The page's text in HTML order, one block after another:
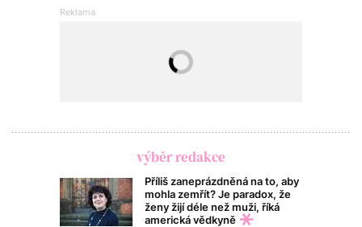
výběr redakce
Příliš zaneprázdněná na to, aby
mohla zemřít? Je paradox, že
ženy žijí déle než muži, říká
americká vědkyně